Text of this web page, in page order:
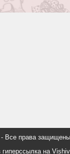
- Все права
на